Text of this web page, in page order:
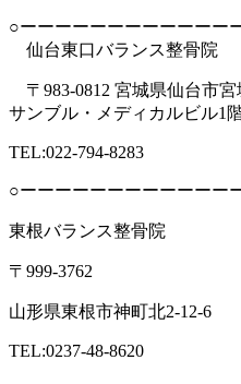
○ーーーーーーーーーーーー
仙台東口バランス整骨院
〒983-0812 宮城県仙台市
サンブル・メディカルビル1
TEL:022-794-8283
○ーーーーーーーーーーーー
東根バランス整骨院
〒999-3762
山形県東根市神町北2-12-6
TEL:0237-48-8620